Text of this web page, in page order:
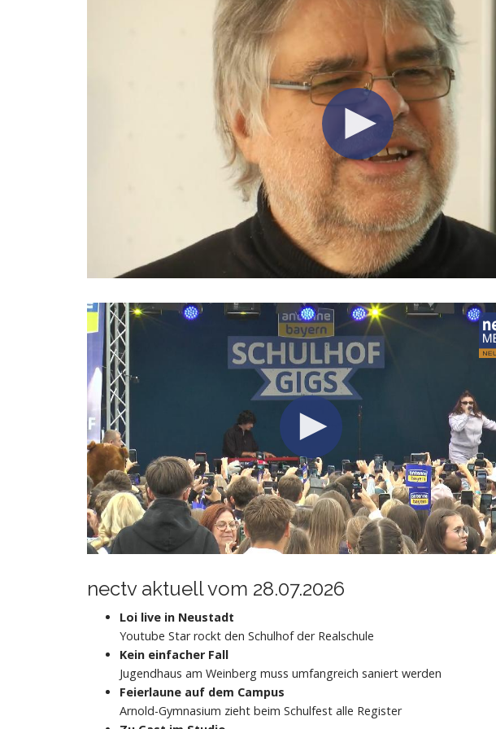
nectv aktuell vom 28.07.2026
Loi live in Neustadt
Youtube Star rockt den Schulhof der Realschule
Kein einfacher Fall
Jugendhaus am Weinberg muss umfangreich saniert werden
Feierlaune auf dem Campus
Arnold-Gymnasium zieht beim Schulfest alle Register